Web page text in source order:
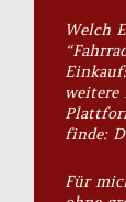
Welch
weitere
finde:
Für